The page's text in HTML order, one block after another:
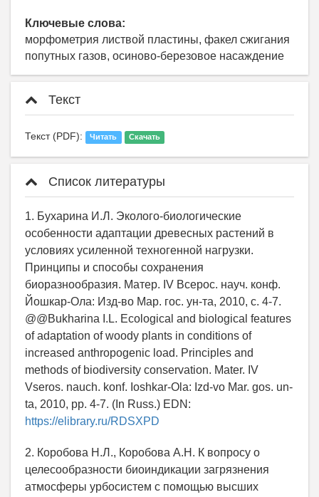
Ключевые слова:
морфометрия листвой пластины, факел сжигания
попутных газов, осиново-березовое насаждение
Текст
Текст (PDF): Читать Скачать
Список литературы
1. Бухарина И.Л. Эколого-биологические
особенности адаптации древесных растений в
условиях усиленной техногенной нагрузки.
Принципы и способы сохранения
биоразнообразия. Матер. IV Всерос. науч. конф.
Йошкар-Ола: Изд-во Мар. гос. ун-та, 2010, c. 4-7.
@@Bukharina I.L. Ecological and biological features
of adaptation of woody plants in conditions of
increased anthropogenic load. Principles and
methods of biodiversity conservation. Mater. IV
Vseros. nauch. konf. Ioshkar-Ola: Izd-vo Mar. gos. un-
ta, 2010, pp. 4-7. (In Russ.) EDN:
https://elibrary.ru/RDSXPD
2. Коробова Н.Л., Коробова А.Н. К вопросу о
целесообразности биоиндикации загрязнения
атмосферы урбосистем с помощью высших